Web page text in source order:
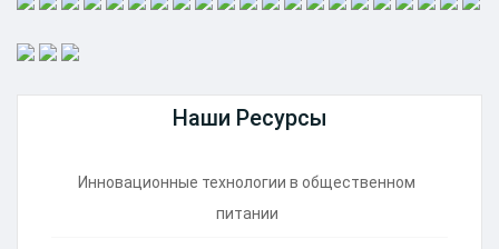
Наши Ресурсы
Инновационные технологии в общественном
питании